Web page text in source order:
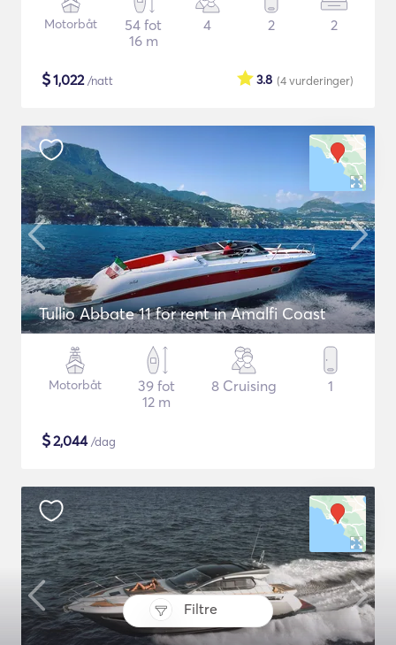
Filtre
Motorbåt
54 fot
16 m
4 2 2
$1,022/natt (4vurderinger)
3.8
Tullio Abbate 11 for rent in Amalfi Coast
Motorbåt
39 fot
12 m
8 Cruising 1
$2,044/dag